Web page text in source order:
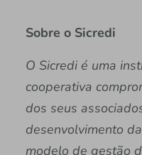
Sobre o Sicredi
O Sicredi é uma
cooperativa
dos seus
desenvolvimento
modelo de gestão